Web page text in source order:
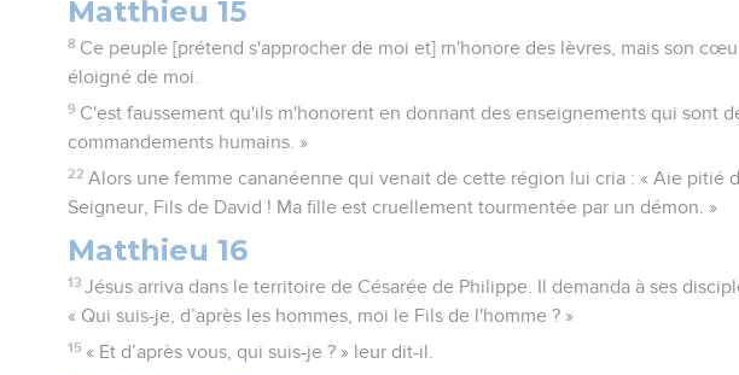
Matthieu 15
8 Ce peuple [prétend s'approcher de moi et] m'honore des lèvres, mais son
éloigné de moi.
9 C'est faussement qu'ils m'honorent en donnant des enseignements qui sont
commandements humains. »
22 Alors une femme cananéenne qui venait de cette région lui cria : « Aie pitié
Seigneur, Fils de David ! Ma fille est cruellement tourmentée par un démon. »
Matthieu 16
13 Jésus arriva dans le territoire de Césarée de Philippe. Il demanda à ses
« Qui suis-je, d’après les hommes, moi le Fils de l'homme ? »
15 « Et d’après vous, qui suis-je ? » leur dit-il.